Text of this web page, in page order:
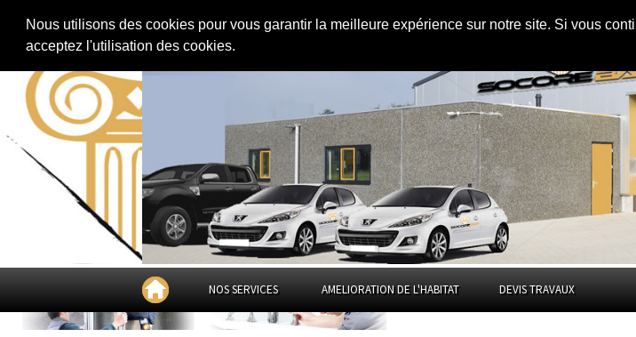
Nous utilisons des cookies pour vous garantir la meilleure expérience sur notre site. Si vous
acceptez l'utilisation des cookies.Devis Peinture dansle Tarn
NOS SERVICES AMELIORATION DE L'HABITAT DEVIS TRAVAUX